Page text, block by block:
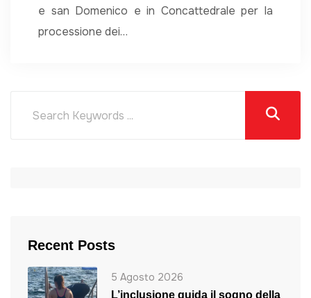
e san Domenico e in Concattedrale per la
processione dei…
Recent Posts
5 Agosto 2026
L’inclusione guida il sogno della